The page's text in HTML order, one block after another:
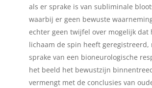
als er sprake is van subliminale
waarbij er geen bewuste
echter geen twijfel over mogelijk dat
lichaam de spin heeft geregistreerd,
sprake van een bioneurologische
het beeld het bewustzijn
vermengt met de conclusies van